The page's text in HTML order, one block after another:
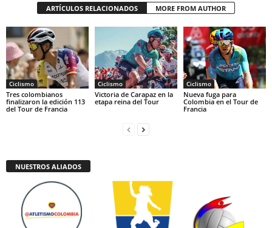
ARTÍCULOS RELACIONADOS MORE FROM AUTHOR
Ciclismo
Tres colombianos
finalizaron la edición 113
del Tour de Francia
Ciclismo
Victoria de Carapaz en la
etapa reina del Tour
Ciclismo
Nueva fuga para
Colombia en el Tour de
Francia
NUESTROS ALIADOS